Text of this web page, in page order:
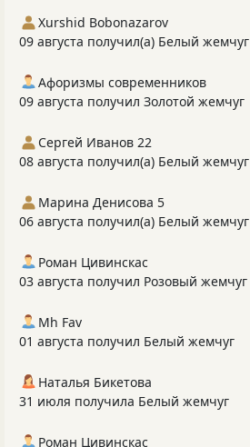
Xurshid Bobonazarov
09 августа получил(а) Белый жемчуг
Афоризмы современников
09 августа получил Золотой жемчуг
Сергей Иванов 22
08 августа получил(а) Белый жемчуг
Марина Денисова 5
06 августа получил(а) Белый жемчуг
Роман Цивинскас
03 августа получил Розовый жемчуг
Mh Fav
01 августа получил Белый жемчуг
Наталья Бикетова
31 июля получила Белый жемчуг
Роман Цивинскас